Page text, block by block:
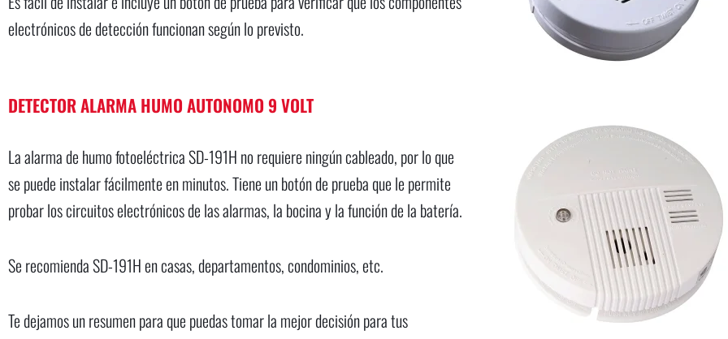
electrónicos de detección funcionan según lo previsto.
DETECTOR ALARMA HUMO AUTONOMO 9 VOLT
La alarma de humo fotoeléctrica SD-191H no requiere ningún cableado, por lo que
se puede instalar fácilmente en minutos. Tiene un botón de prueba que le permite
probar los circuitos electrónicos de las alarmas, la bocina y la función de la batería.
Se recomienda SD-191H en casas, departamentos, condominios, etc.
Te dejamos un resumen para que puedas tomar la mejor decisión para tus